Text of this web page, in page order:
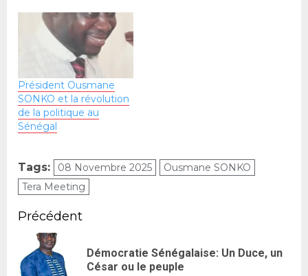
Président Ousmane
SONKO et la révolution
de la politique au
Sénégal
Tags: 08 Novembre 2025
Ousmane SONKO
Tera Meeting
Précédent
Démocratie Sénégalaise: Un Duce, un
César ou le peuple